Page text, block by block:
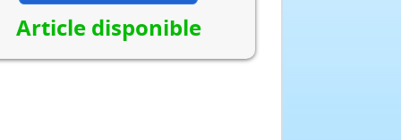
Article disponible